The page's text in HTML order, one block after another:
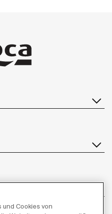
und Cookies von